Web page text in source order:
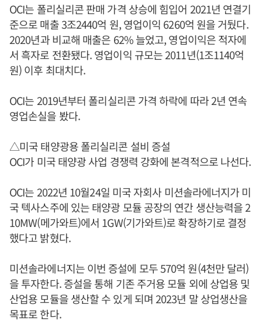
OCI는 폴리실리콘 판매 가격 상승에 힘입어 2021년 연결기
준으로 매출 3조2440억 원, 영업이익 6260억 원을 거뒀다.
2020년과 비교해 매출은 62% 늘었고, 영업이익은 적자에
서 흑자로 전환됐다. 영업이익 규모는 2011년(1조1140억
원) 이후 최대치다.
OCI는 2019년부터 폴리실리콘 가격 하락에 따라 2년 연속
영업손실을 봤다.
△미국 태양광용 폴리실리콘 설비 증설
OCI가 미국 태양광 사업 경쟁력 강화에 본격적으로 나선다.
OCI는 2022년 10월24일 미국 자회사 미션솔라에너지가 미
국 텍사스주에 있는 태양광 모듈 공장의 연간 생산능력을 2
10MW(메가와트)에서 1GW(기가와트)로 확장하기로 결정
했다고 밝혔다.
미션솔라에너지는 이번 증설에 모두 570억 원(4천만 달러)
을 투자한다. 증설을 통해 기존 주거용 모듈 외에 상업용 및
산업용 모듈을 생산할 수 있게 되며 2023년 말 상업생산을
목표로 한다.